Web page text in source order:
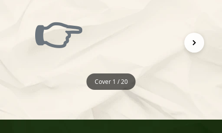
👉
Cover 1 / 20